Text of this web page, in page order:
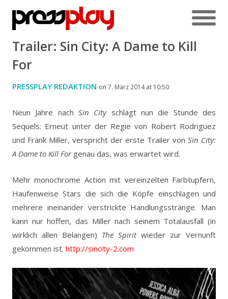
Trailer: Sin City: A Dame to Kill
For
PRESSPLAY REDAKTION on 7. März 2014 at 10:50
Neun Jahre nach Sin Cityschlägt nun die Stunde des
Sequels: Erneut unter der Regie von Robert Rodriguez
und Frank Miller, verspricht der erste Trailer von Sin City:
A Dame to Kill Forgenau das, was erwartet wird.
Mehr monochrome Action mit vereinzelten Farbtupfern,
Haufenweise Stars die sich die Köpfe einschlagen und
mehrere ineinander verstrickte Handlungsstränge. Man
kann nur hoffen, das Miller nach seinem Totalausfall (in
wirklich allen Belangen) The Spiritwieder zur Vernunft
gekommen ist. http://sincity-2.com